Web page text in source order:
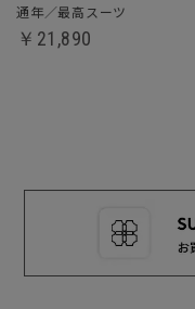
通年／最高スーツ
￥21,890